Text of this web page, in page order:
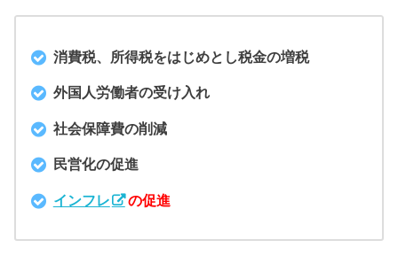
消費税、所得税をはじめとし税金の増税
外国人労働者の受け入れ
社会保障費の削減
民営化の促進
インフレ の促進